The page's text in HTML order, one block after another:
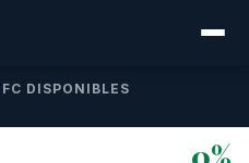
DISPONIBLES